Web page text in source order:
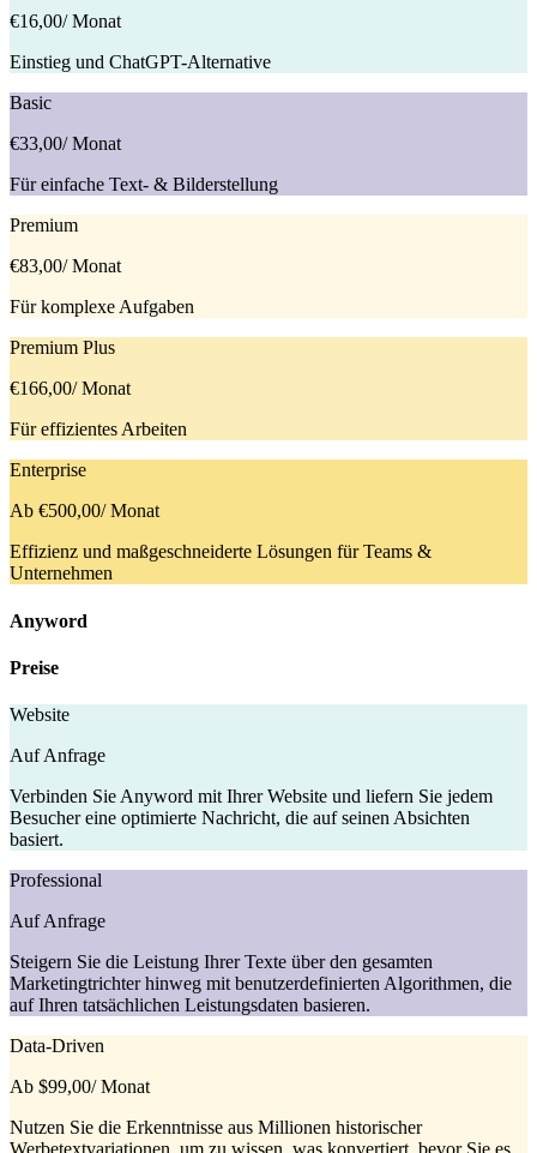
€16,00/ Monat
Einstieg und ChatGPT-Alternative
Basic
€33,00/ Monat
Für einfache Text- & Bilderstellung
Premium
€83,00/ Monat
Für komplexe Aufgaben
Premium Plus
€166,00/ Monat
Für effizientes Arbeiten
Enterprise
Ab €500,00/ Monat
Effizienz und maßgeschneiderte Lösungen für Teams &
Unternehmen
Anyword
Preise
Website
Auf Anfrage
Verbinden Sie Anyword mit Ihrer Website und liefern Sie jedem
Besucher eine optimierte Nachricht, die auf seinen Absichten
basiert.
Professional
Auf Anfrage
Steigern Sie die Leistung Ihrer Texte über den gesamten
Marketingtrichter hinweg mit benutzerdefinierten Algorithmen, die
auf Ihren tatsächlichen Leistungsdaten basieren.
Data-Driven
Ab $99,00/ Monat
Nutzen Sie die Erkenntnisse aus Millionen historischer